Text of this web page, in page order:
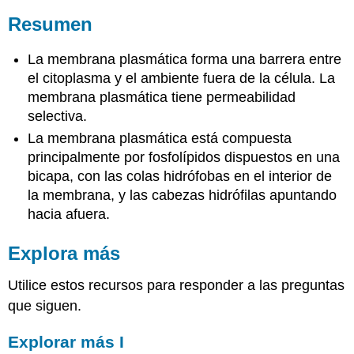
Resumen
La membrana plasmática forma una barrera entre
el citoplasma y el ambiente fuera de la célula. La
membrana plasmática tiene permeabilidad
selectiva.
La membrana plasmática está compuesta
principalmente por fosfolípidos dispuestos en una
bicapa, con las colas hidrófobas en el interior de
la membrana, y las cabezas hidrófilas apuntando
hacia afuera.
Explora más
Utilice estos recursos para responder a las preguntas
que siguen.
Explorar más I